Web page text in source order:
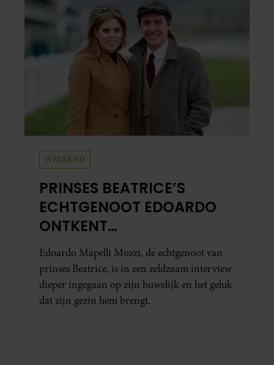
WEEKEND
PRINSES BEATRICE’S
ECHTGENOOT EDOARDO
ONTKENT
HUWELIJKSPROBLEMEN
Edoardo Mapelli Mozzi, de echtgenoot van
prinses Beatrice, is in een zeldzaam interview
dieper ingegaan op zijn huwelijk en het geluk
dat zijn gezin hem brengt.